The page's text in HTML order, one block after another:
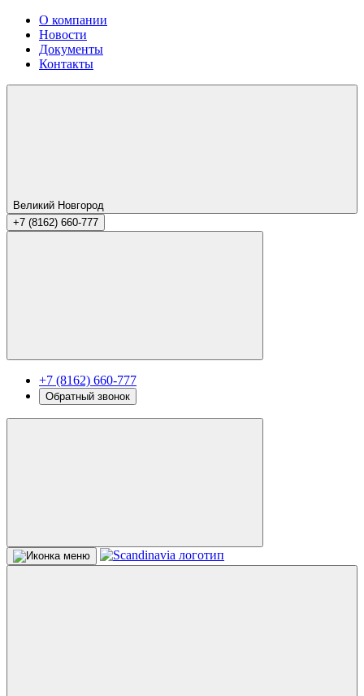
О компании
Новости
Документы
Контакты
Великий Новгород
+7 (8162) 660-777
+7 (8162) 660-777
Обратный звонок